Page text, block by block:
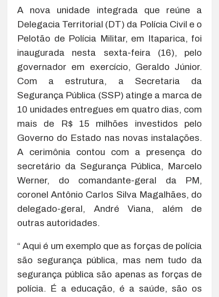
A nova unidade integrada que reúne a
Delegacia Territorial (DT) da Polícia Civil e o
Pelotão de Polícia Militar, em Itaparica, foi
inaugurada nesta sexta-feira (16), pelo
governador em exercício, Geraldo Júnior.
Com a estrutura, a Secretaria da
Segurança Pública (SSP) atinge a marca de
10 unidades entregues em quatro dias, com
mais de R$ 15 milhões investidos pelo
Governo do Estado nas novas instalações.
A cerimônia contou com a presença do
secretário da Segurança Pública, Marcelo
Werner, do comandante-geral da PM,
coronel Antônio Carlos Silva Magalhães, do
delegado-geral, André Viana, além de
outras autoridades.
“ Aqui é um exemplo que as forças de polícia
são segurança pública, mas nem tudo da
segurança pública são apenas as forças de
polícia. É a educação, é a saúde, são os